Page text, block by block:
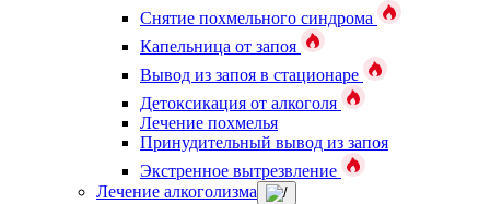
Снятие похмельного синдрома
Капельница от запоя
Вывод из запоя в стационаре
Детоксикация от алкоголя
Лечение похмелья
Принудительный вывод из запоя
Экстренное вытрезвление
Лечение алкоголизма